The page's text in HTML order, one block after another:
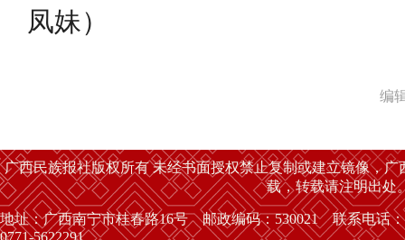
凤妹）
编
广西民族报社版权所有 未经书面授权禁止复制或建立镜像，
载，转载请注明出处
地址：广西南宁市桂春路16号 邮政编码：530021 联系电话：
0771-5622291